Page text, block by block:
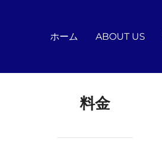
ホーム ABOUT US
料金